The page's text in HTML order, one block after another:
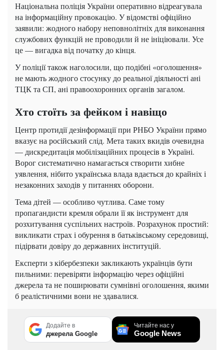
Національна поліція України оперативно відреагувала
на інформаційну провокацію. У відомстві офіційно
заявили: жодного набору неповнолітніх для виконання
службових функцій не проводили й не ініціювали. Усе
це — вигадка від початку до кінця.
У поліції також наголосили, що подібні «оголошення»
не мають жодного стосунку до реальної діяльності ані
ТЦК та СП, ані правоохоронних органів загалом.
Хто стоїть за фейком і навіщо
Центр протидії дезінформації при РНБО України прямо
вказує на російський слід. Мета таких вкидів очевидна
— дискредитація мобілізаційних процесів в Україні.
Ворог систематично намагається створити хибне
уявлення, нібито українська влада вдається до крайніх і
незаконних заходів у питаннях оборони.
Тема дітей — особливо чутлива. Саме тому
пропагандисти кремля обрали її як інструмент для
розхитування суспільних настроїв. Розрахунок простий:
викликати страх і обурення в батьківському середовищі,
підірвати довіру до державних інституцій.
Експерти з кібербезпеки закликають українців бути
пильними: перевіряти інформацію через офіційні
джерела та не поширювати сумнівні оголошення, якими
б реалістичними вони не здавалися.
Додайте в
джерела Google
Читайте нас у
Google News